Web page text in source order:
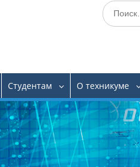
Искать:
Студентам О техникуме